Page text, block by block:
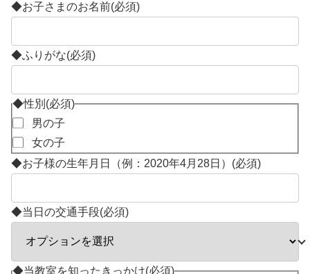
◆お子さまのお名前(必須)
◆ふりがな(必須)
◆性別 (必須)
男の子
女の子
◆お子様の生年月日（例：2020年4月28日） (必須)
◆当日の交通手段(必須)
◆当教室を知ったきっかけ(必須)